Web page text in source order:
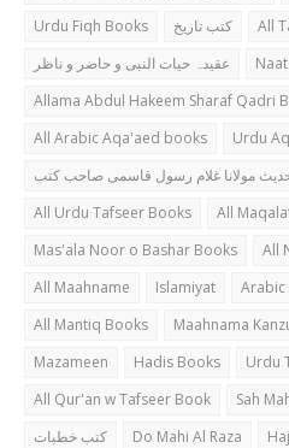
Urdu Fiqh Books
کتب تاریخ
All
عقیدہ حیات النبی و حاضر و ناظر
Allama Abdul Hakeem Sharaf Qadri
All Arabic Aqa'aed books
Urdu
مولانا غلام رسول قاسمی صاحب کتب
All Urdu Tafseer Books
All
Mas'ala Noor o Bashar Books
All
All Maahname
Islamiyat Arabic
All Mantiq Books
Maahnama
Mazameen
Hadis Books
Urdu
All Qur'an w Tafseer Book
Sah
کتب خطبات
Do Mahi Al Raza